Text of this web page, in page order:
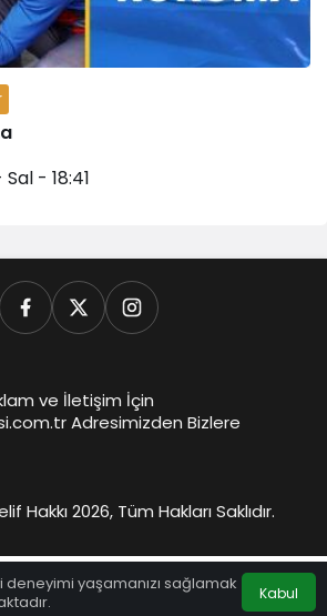
- 18:41
yaşamanızı sağlamak
Kabul
Hesabım
ve İletişim İçin
Adresimizden Bizlere
Hakkı 2026, Tüm Hakları Saklıdır.